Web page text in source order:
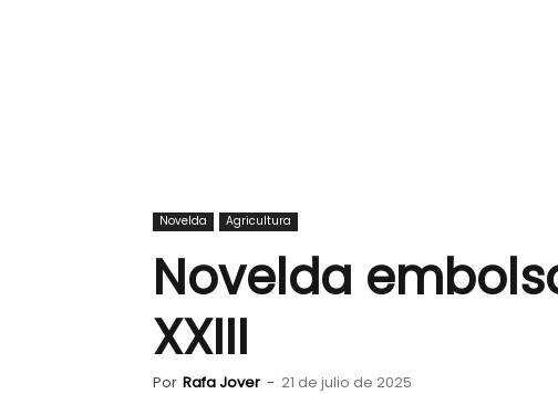
Novelda Agricultura
Novelda
XXIII
Por Rafa Jover - 21 de julio de 2025